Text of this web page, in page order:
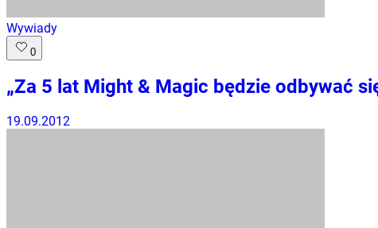
Wywiady
0
„Za 5 lat Might & Magic będzie odbywać
19.09.2012